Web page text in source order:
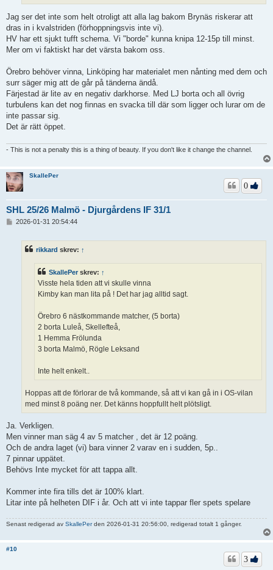
Jag ser det inte som helt otroligt att alla lag bakom Brynäs riskerar att
dras in i kvalstriden (förhoppningsvis inte vi).
HV har ett sjukt tufft schema. Vi "borde" kunna knipa 12-15p till minst.
Mer om vi faktiskt har det värsta bakom oss.
Örebro behöver vinna, Linköping har materialet men nånting med dem och
surr säger mig att de går på tänderna ändå.
Färjestad är lite av en negativ darkhorse. Med LJ borta och all övrig
turbulens kan det nog finnas en svacka till där som ligger och lurar om de
inte passar sig.
Det är rätt öppet.
- This is not a penalty this is a thing of beauty. If you don't like it change the channel.
SkallePer
SHL 25/26 Malmö - Djurgårdens IF 31/1
0
2026-01-31 20:54:44
rikkard skrev: ↑
SkallePerskrev: ↑
Visste hela tiden att vi skulle vinna
Kimby kan man lita på ! Det har jag alltid sagt.
Örebro 6 nästkommande matcher, (5 borta)
2 borta Luleå, Skellefteå,
1 Hemma Frölunda
3 borta Malmö, Rögle Leksand
Inte helt enkelt..
Hoppas att de förlorar de två kommande, så att vi kan gå in i OS-vilan
med minst 8 poäng ner. Det känns hoppfullt helt plötsligt.
Ja. Verkligen.
Men vinner man säg 4 av 5 matcher , det är 12 poäng.
Och de andra laget (vi) bara vinner 2 varav en i sudden, 5p..
7 pinnar uppätet.
Behövs Inte mycket för att tappa allt.
Kommer inte fira tills det är 100% klart.
Litar inte på helheten DIF i år. Och att vi inte tappar fler spets spelare
Senast redigerad av SkallePerden 2026-01-31 20:56:00, redigerad totalt 1 gånger.
#10
3